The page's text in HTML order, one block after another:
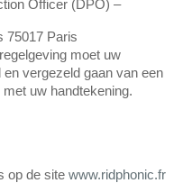
Officer (DPO) –
75017 Paris
moet uw
vergezeld gaan van een
uw handtekening.
op de site www.ridphonic.fr